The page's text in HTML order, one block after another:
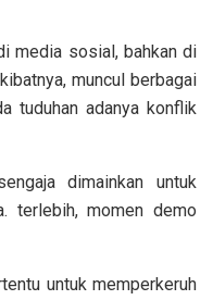
media sosial, bahkan di
muncul berbagai
tuduhan adanya konflik
dimainkan untuk
terlebih, momen demo
untuk memperkeruh